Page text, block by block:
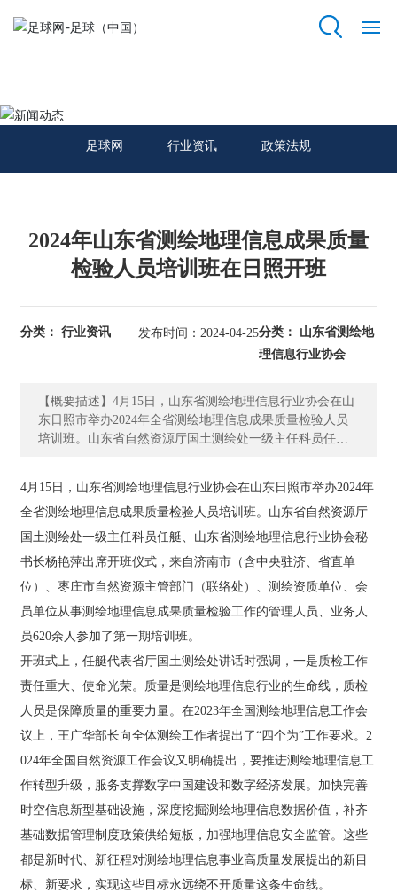
足球网
我
资
质
项
目
动
态
员
天
地
人
才
足球网 行业资讯 政策法规
2024年山东省测绘地理信息成果质量
检验人员培训班在日照开班
分类： 行业资讯 发布时间：2024-04-25分类： 山东省测绘地
理信息行业协会
【概要描述】4月15日，山东省测绘地理信息行业协会在山
东日照市举办2024年全省测绘地理信息成果质量检验人员
培训班。山东省自然资源厅国土测绘处一级主任科员任
然资源主管部门（联络处）、测绘资质单位、会员单位从
事测绘地理信息成果质量检验工作的管理人员、业务人员6
20余人参加了第一期培训班。 开班式上，任艇代表省厅国
荣。质量是测绘地理信息行业的生命线，质检人员是保障
质量的重要力量。在2023年全国测绘地理信息工作会议
上，王广华部长向全体测绘工作者提出了“四个为”工作要
绘地理信息工作转型升级，服务支撑数字中国建设和数字
经济发展。加快完善时空信息新型基础设施，深度挖掘测
绘地理信息数据价值，补齐基础数据管理制度政策供给短
测绘地理信息事业高质量发展提出的新目标、新要求，实
现这些目标永远绕不开质量这条生命线。 二是质检工作依
然存在问题，亟待解决。近年来，各单位质量意识明显提
务质量与经济社会发展和自然资源管理工作的要求还存在
一定差距。主要表现在：思想上不重视、制度上不落实、
能力上有欠缺。特别是近几年测绘技术手段越来越先进，
地理信息模型等新成果质检标准，都对质检员提出了更高
的要求。 三是质量管理还有很长的路要走，任重道远。走
4月15日，山东省测绘地理信息行业协会在山东日照市举办2024年
全省测绘地理信息成果质量检验人员培训班。山东省自然资源厅
国土测绘处一级主任科员任艇、山东省测绘地理信息行业协会秘
书长杨艳萍出席开班仪式，来自济南市（含中央驻济、省直单
位）、枣庄市自然资源主管部门（联络处）、测绘资质单位、会
员单位从事测绘地理信息成果质量检验工作的管理人员、业务人
员620余人参加了第一期培训班。
开班式上，任艇代表省厅国土测绘处讲话时强调，一是质检工作
责任重大、使命光荣。质量是测绘地理信息行业的生命线，质检
人员是保障质量的重要力量。在2023年全国测绘地理信息工作会
议上，王广华部长向全体测绘工作者提出了“四个为”工作要求。2
024年全国自然资源工作会议又明确提出，要推进测绘地理信息工
作转型升级，服务支撑数字中国建设和数字经济发展。加快完善
时空信息新型基础设施，深度挖掘测绘地理信息数据价值，补齐
基础数据管理制度政策供给短板，加强地理信息安全监管。这些
都是新时代、新征程对测绘地理信息事业高质量发展提出的新目
标、新要求，实现这些目标永远绕不开质量这条生命线。